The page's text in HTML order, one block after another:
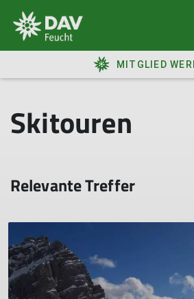
MITGLIED
Skitouren
Relevante Treffer